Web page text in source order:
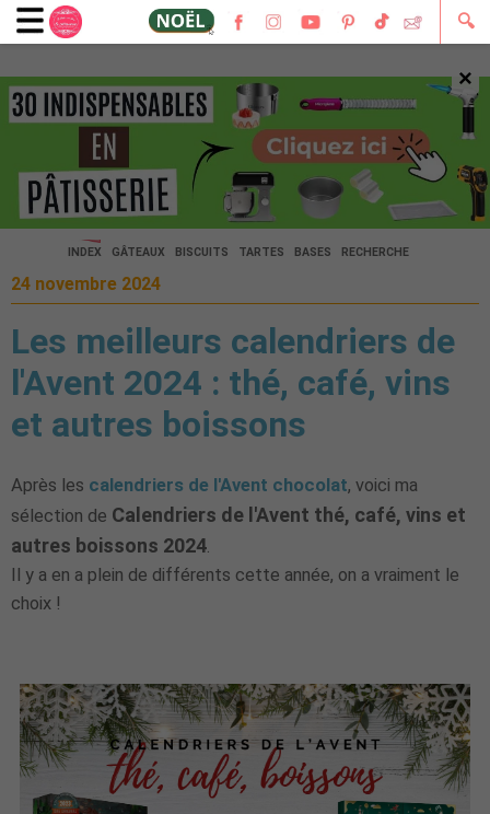
🔍
×
🔍
INDEX GÂTEAUX BISCUITS TARTES BASES RECHERCHE
24 novembre 2024
Les meilleurs calendriers de
l'Avent 2024 : thé, café, vins
et autres boissons
Après les calendriers de l'Avent chocolat, voici ma
sélection de Calendriers de l'Avent thé, café, vins et
autres boissons 2024
Il y a en a plein de différents cette année, on a vraiment le
choix !